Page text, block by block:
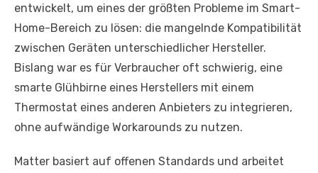
entwickelt, um eines der größten Probleme im Smart-
Home-Bereich zu lösen: die mangelnde Kompatibilität
zwischen Geräten unterschiedlicher Hersteller.
Bislang war es für Verbraucher oft schwierig, eine
smarte Glühbirne eines Herstellers mit einem
Thermostat eines anderen Anbieters zu integrieren,
ohne aufwändige Workarounds zu nutzen.
Matter basiert auf offenen Standards und arbeitet